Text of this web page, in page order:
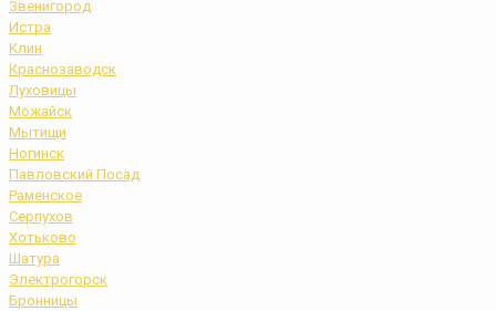
Звенигород
Истра
Клин
Краснозаводск
Луховицы
Можайск
Мытищи
Ногинск
Павловский Посад
Раменское
Серпухов
Хотьково
Шатура
Электрогорск
Бронницы